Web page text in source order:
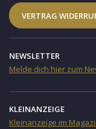
VERTRAG
NEWSLETTER
Melde dich hier zum
KLEINANZEIGE
Kleinanzeige im